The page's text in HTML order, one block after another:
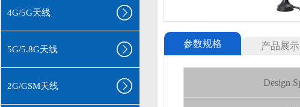
4G/5G天线
5G/5.8G天线
2G/GSM天线
参数规格 产品展示
Design